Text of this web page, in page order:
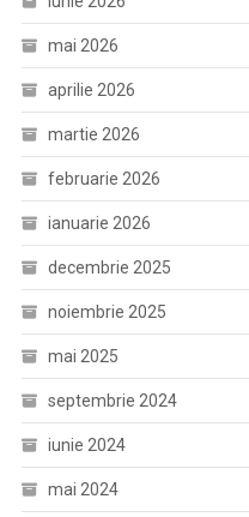
mai 2026
aprilie 2026
martie 2026
februarie 2026
ianuarie 2026
decembrie 2025
noiembrie 2025
mai 2025
septembrie 2024
iunie 2024
mai 2024